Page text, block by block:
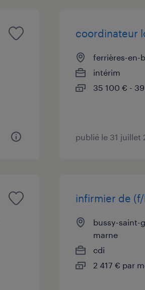
coordinateur
ferrières-en-
intérim
35 100 € -
publié le 31 juillet
infirmier de
bussy-saint-
marne
cdi
2 417 € par